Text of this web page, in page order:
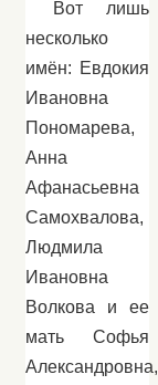
Вот лишь
несколько
имён: Евдокия
Ивановна
Пономарева,
Анна
Афанасьевна
Самохвалова,
Людмила
Ивановна
Волкова и ее
мать Софья
Александровна,